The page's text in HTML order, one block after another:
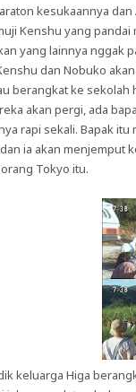
kesukaannya dan
Kenshu yang pandai
yang lainnya nggak
dan Nobuko
berangkat ke sekolah
akan pergi, ada
rapi sekali. Bapak
ia akan menjemput
Tokyo itu.
keluarga Higa